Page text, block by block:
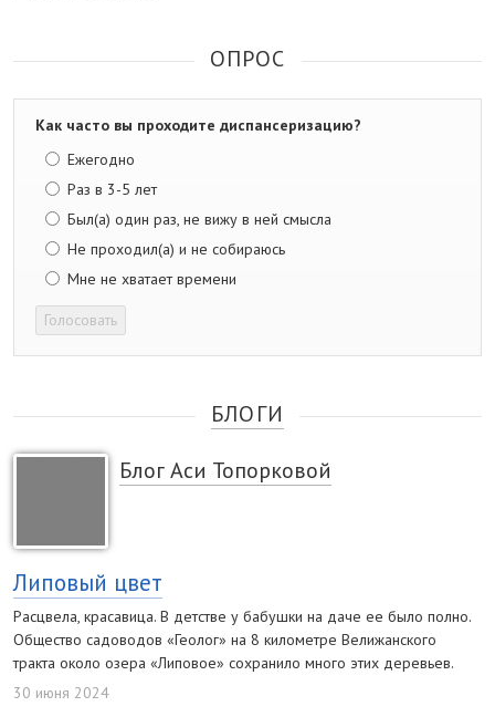
ОПРОС
Как часто вы проходите диспансеризацию?
Ежегодно
Раз в 3-5 лет
Был(а) один раз, не вижу в ней смысла
Не проходил(а) и не собираюсь
Мне не хватает времени
Голосовать
БЛОГИ
Блог Аси Топорковой
Липовый цвет
Расцвела, красавица. В детстве у бабушки на даче ее было полно.
Общество садоводов «Геолог» на 8 километре Велижанского
тракта около озера «Липовое» сохранило много этих деревьев.
30 июня 2024